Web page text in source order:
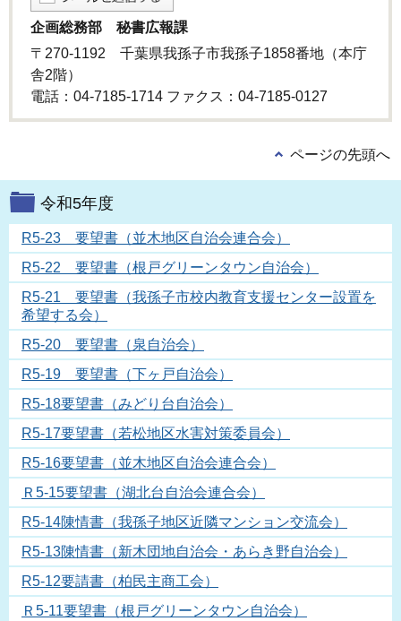
企画総務部 秘書広報課
〒270-1192 千葉県我孫子市我孫子1858番地（本庁
舎2階）
電話：04-7185-1714 ファクス：04-7185-0127
ページの先頭へ
令和5年度
R5-23 要望書（並木地区自治会連合会）
R5-22 要望書（根戸グリーンタウン自治会）
R5-21 要望書（我孫子市校内教育支援センター設置を
希望する会）
R5-20 要望書（泉自治会）
R5-19 要望書（下ヶ戸自治会）
R5-18要望書（みどり台自治会）
R5-17要望書（若松地区水害対策委員会）
R5-16要望書（並木地区自治会連合会）
Ｒ5-15要望書（湖北台自治会連合会）
R5-14陳情書（我孫子地区近隣マンション交流会）
R5-13陳情書（新木団地自治会・あらき野自治会）
R5-12要請書（柏民主商工会）
Ｒ5-11要望書（根戸グリーンタウン自治会）